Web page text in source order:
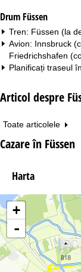
Drum Füssen
Tren: Füssen (la
Avion: Innsbruck
Friedrichshafen
Planificați traseul în
Articol despre
Toate articolele
Cazare în Füssen
Harta
+
-